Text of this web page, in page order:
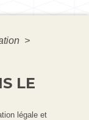
>
LE
légale et